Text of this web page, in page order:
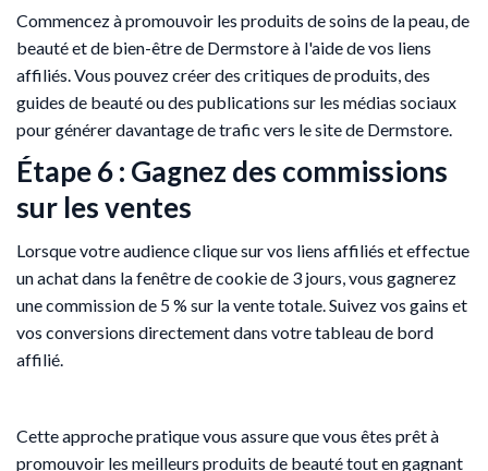
Commencez à promouvoir les produits de soins de la peau, de
beauté et de bien-être de Dermstore à l'aide de vos liens
affiliés. Vous pouvez créer des critiques de produits, des
guides de beauté ou des publications sur les médias sociaux
pour générer davantage de trafic vers le site de Dermstore.
Étape 6 : Gagnez des commissions
sur les ventes
Lorsque votre audience clique sur vos liens affiliés et effectue
un achat dans la fenêtre de cookie de 3 jours, vous gagnerez
une commission de 5 % sur la vente totale. Suivez vos gains et
vos conversions directement dans votre tableau de bord
affilié.
Cette approche pratique vous assure que vous êtes prêt à
promouvoir les meilleurs produits de beauté tout en gagnant